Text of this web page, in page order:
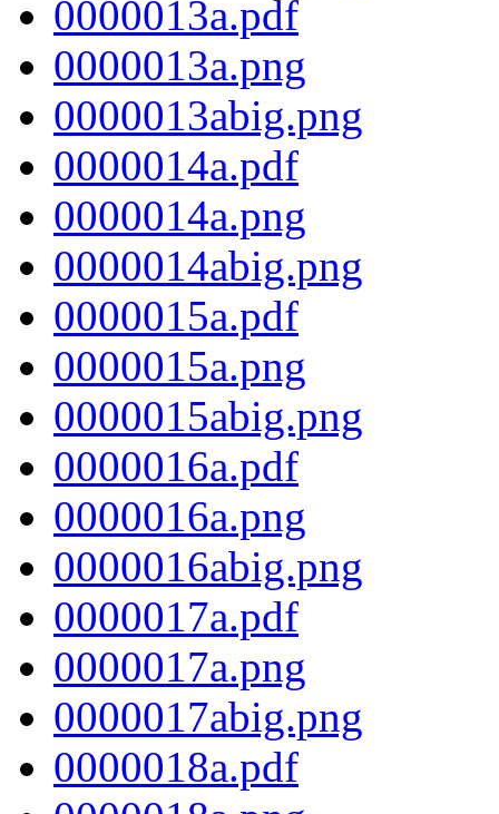
0000013a.pdf
0000013a.png
0000013abig.png
0000014a.pdf
0000014a.png
0000014abig.png
0000015a.pdf
0000015a.png
0000015abig.png
0000016a.pdf
0000016a.png
0000016abig.png
0000017a.pdf
0000017a.png
0000017abig.png
0000018a.pdf